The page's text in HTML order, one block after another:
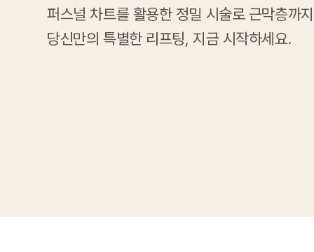
퍼스널 차트를 활용한 정밀 시술로 근막층까
당신만의 특별한 리프팅, 지금 시작하세요.